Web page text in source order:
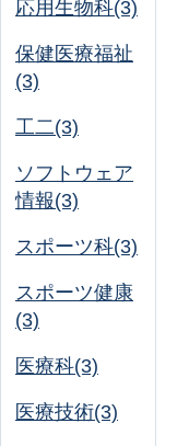
応用生物科(3)
保健医療福祉
(3)
工二(3)
ソフトウェア
情報(3)
スポーツ科(3)
スポーツ健康
(3)
医療科(3)
医療技術(3)